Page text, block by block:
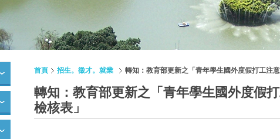
首頁 招生。徵才。就業 轉知：教育部更新之「青年學生國外度假打工注
轉知：教育部更新之「青年學生國外度假
檢核表」